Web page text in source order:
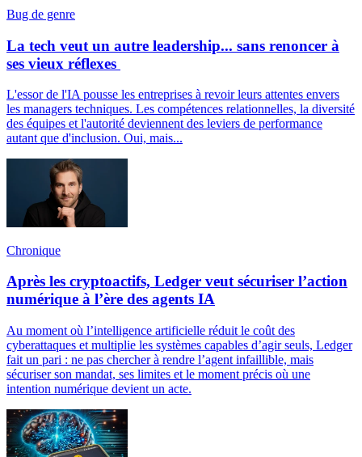
Bug de genre
La tech veut un autre leadership... sans renoncer à
ses vieux réflexes
L'essor de l'IA pousse les entreprises à revoir leurs attentes envers
les managers techniques. Les compétences relationnelles, la diversité
des équipes et l'autorité deviennent des leviers de performance
autant que d'inclusion. Oui, mais...
Chronique
Après les cryptoactifs, Ledger veut sécuriser l’action
numérique à l’ère des agents IA
Au moment où l’intelligence artificielle réduit le coût des
cyberattaques et multiplie les systèmes capables d’agir seuls, Ledger
fait un pari : ne pas chercher à rendre l’agent infaillible, mais
sécuriser son mandat, ses limites et le moment précis où une
intention numérique devient un acte.